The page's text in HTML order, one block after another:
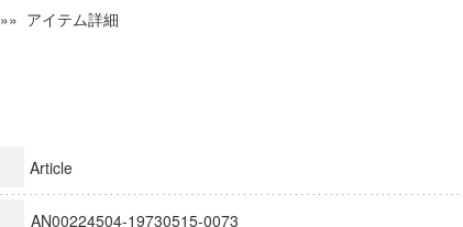
»» アイテム詳細
Article
AN00224504-19730515-0073